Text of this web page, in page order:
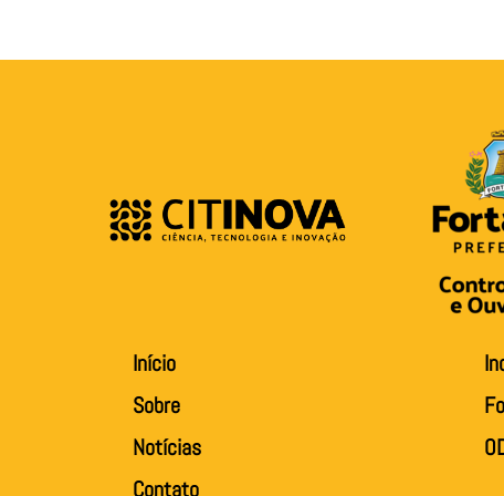
Início
Sobre
Notícias
Contato